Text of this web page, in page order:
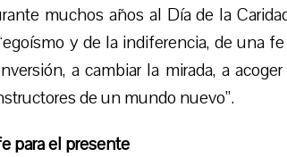
muchos años al Día de la
y de la indiferencia, de una
a cambiar la mirada, a
de un mundo nuevo”.
para el presente